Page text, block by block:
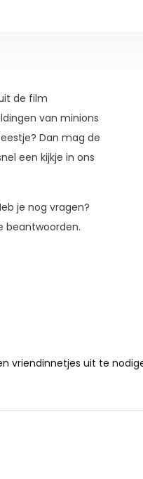
de film
van minions
Dan mag de
een kijkje in ons
je nog vragen?
beantwoorden.
vriendinnetjes uit te